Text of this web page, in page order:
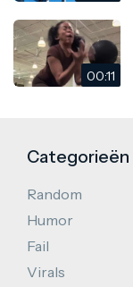
00:11
Categorieën
Random
Humor
Fail
Virals